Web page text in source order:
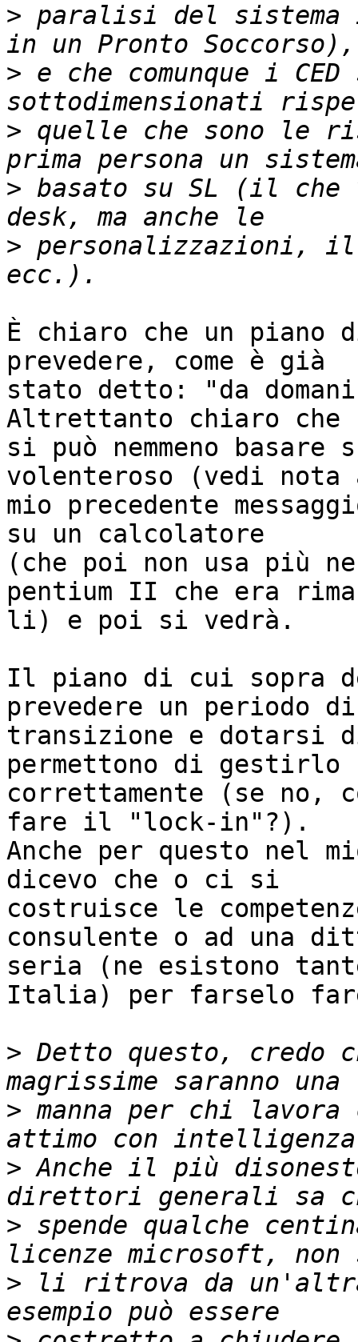
> paralisi del sistema
> e che comunque i
> quelle che sono le
> basato su SL (il
> personalizzazioni,
È chiaro che un piano
prevedere, come è già
stato detto: "da
Altrettanto chiaro che
si può nemmeno
volenteroso (vedi nota
mio precedente
su un calcolatore
(che poi non usa più
pentium II che era
li) e poi si vedrà.
Il piano di cui sopra
prevedere un periodo di
transizione e dotarsi
permettono di gestirlo
correttamente (se no,
fare il "lock-in"?).
Anche per questo nel
dicevo che o ci si
costruisce le
consulente o ad una
seria (ne esistono
Italia) per farselo
> Detto questo, credo
> manna per chi
> Anche il più
> spende qualche
> li ritrova da